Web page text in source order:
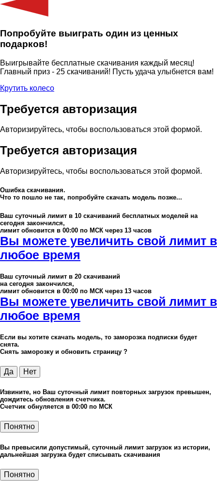
Попробуйте выиграть один из ценных
подарков!
Выигрывайте бесплатные скачивания каждый месяц!
Главный приз - 25 скачиваний! Пусть удача улыбнется вам!
Крутить колесо
Требуется авторизация
Авторизируйтесь, чтобы воспользоваться этой формой.
Требуется авторизация
Авторизируйтесь, чтобы воспользоваться этой формой.
Ошибка скачивания.
Что то пошло не так, попробуйте скачать модель позже...
Ваш суточный лимит в 10 скачиваний бесплатных моделей на
сегодня закончился,
лимит обновится в 00:00 по МСК через 13 часов
Вы можете увеличить свой лимит в
любое время
Ваш суточный лимит в 20 скачиваний
на сегодня закончился,
лимит обновится в 00:00 по МСК через 13 часов
Вы можете увеличить свой лимит в
любое время
Если вы хотите скачать модель, то заморозка подписки будет
снята.
Снять заморозку и обновить страницу ?
Да Нет
Извините, но Ваш суточный лимит повторных загрузок превышен,
дождитесь обновления счетчика.
Счетчик обнуляется в 00:00 по МСК
Понятно
Вы превысили допустимый, суточный лимит загрузок из истории,
дальнейшая загрузка будет списывать скачивания
Понятно